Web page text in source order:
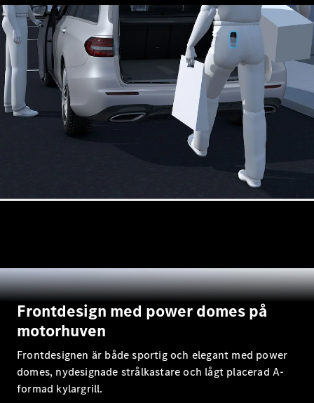
Alla Kombi
CLA
Shooting
Brake
Elektrisk
C-Klass
Kombi
C-Klass
Kombi All-
Terrain
E-Klass
Terrain
Benz Online
Store
Halvkombi
A-Klass
Frontdesign med power domes på
motorhuven
Frontdesignen är både sportig och elegant med power
domes, nydesignade strålkastare och lågt placerad A-
formad kylargrill.